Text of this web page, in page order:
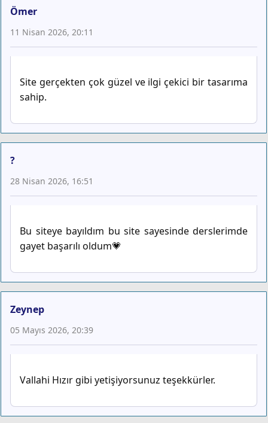
Ömer
11 Nisan 2026, 20:11
Site gerçekten çok güzel ve ilgi çekici bir tasarıma
sahip.
?
28 Nisan 2026, 16:51
Bu siteye bayıldım bu site sayesinde derslerimde
gayet başarılı oldum💗
Zeynep
05 Mayıs 2026, 20:39
Vallahi Hızır gibi yetişiyorsunuz teşekkürler.